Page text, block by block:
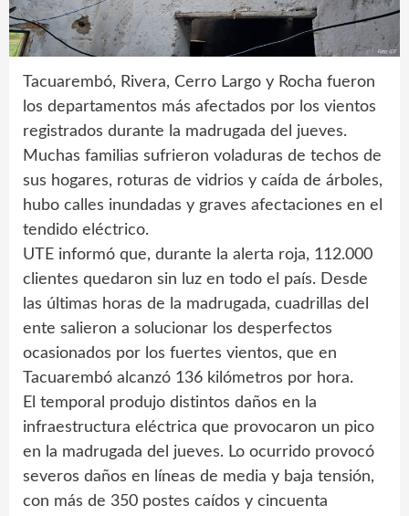
Tacuarembó, Rivera, Cerro Largo y Rocha fueron
los departamentos más afectados por los vientos
registrados durante la madrugada del jueves.
Muchas familias sufrieron voladuras de techos de
sus hogares, roturas de vidrios y caída de árboles,
hubo calles inundadas y graves afectaciones en el
tendido eléctrico.
UTE informó que, durante la alerta roja, 112.000
clientes quedaron sin luz en todo el país. Desde
las últimas horas de la madrugada, cuadrillas del
ente salieron a solucionar los desperfectos
ocasionados por los fuertes vientos, que en
Tacuarembó alcanzó 136 kilómetros por hora.
El temporal produjo distintos daños en la
infraestructura eléctrica que provocaron un pico
en la madrugada del jueves. Lo ocurrido provocó
severos daños en líneas de media y baja tensión,
con más de 350 postes caídos y cincuenta